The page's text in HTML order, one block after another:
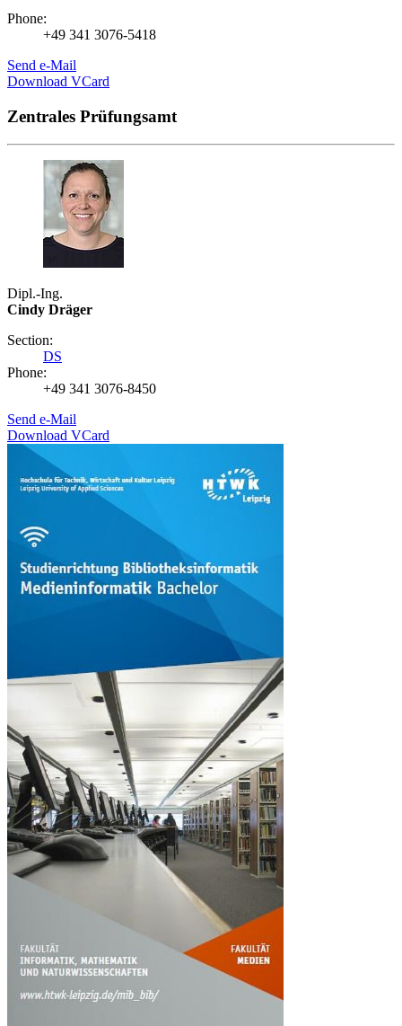
Phone:
+49 341 3076-5418
Send e-Mail
Download VCard
Zentrales Prüfungsamt
Dipl.-Ing.
Cindy Dräger
Section:
DS
Phone:
+49 341 3076-8450
Send e-Mail
Download VCard